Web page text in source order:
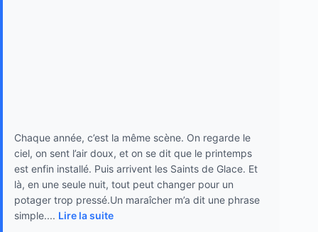
Chaque année, c’est la même scène. On regarde le
ciel, on sent l’air doux, et on se dit que le printemps
est enfin installé. Puis arrivent les Saints de Glace. Et
là, en une seule nuit, tout peut changer pour un
potager trop pressé.Un maraîcher m’a dit une phrase
simple.... Lire la suite